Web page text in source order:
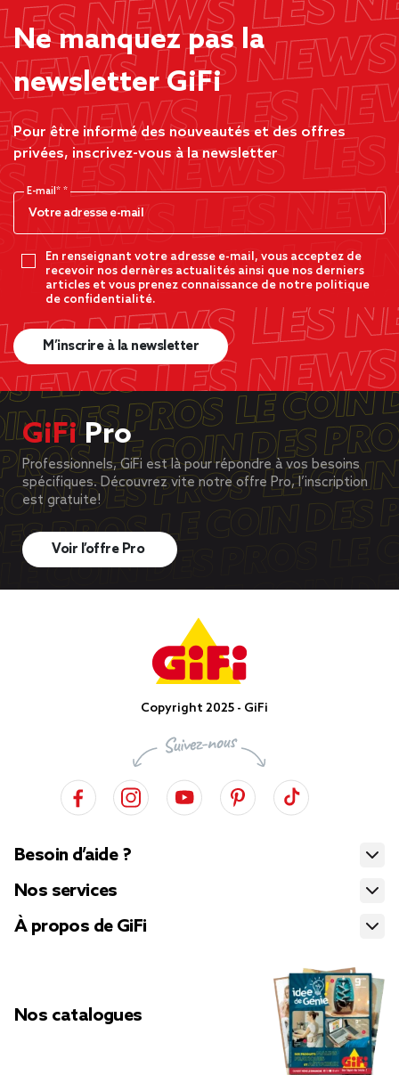
Ne manquez pas la
newsletter GiFi
Pour être informé des nouveautés et des offres
privées, inscrivez-vous à la newsletter
E-mail*
En renseignant votre adresse e-mail, vous acceptez de
recevoir nos dernères actualités ainsi que nos derniers
articles et vous prenez connaissance de notre politique
de confidentialité.
M’inscrire à la newsletter
GiFiPro
Professionnels, GiFi est là pour répondre à vos besoins
spécifiques. Découvrez vite notre offre Pro, l’inscription
est gratuite!
Voir l’offre Pro
Copyright 2025 - GiFi
Besoin d’aide ?
Nos services
À propos de GiFi
Nos catalogues